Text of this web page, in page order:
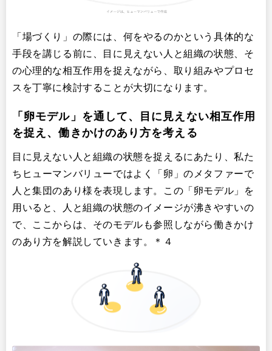
「場づくり」の際には、何をやるのかという具体的な
手段を講じる前に、目に見えない人と組織の状態、そ
の心理的な相互作用を捉えながら、取り組みやプロセ
スを丁寧に検討することが大切になります。
「卵モデル」を通して、目に見えない相互作用
を捉え、働きかけのあり方を考える
目に見えない人と組織の状態を捉えるにあたり、私た
ちヒューマンバリューではよく「卵」のメタファーで
人と集団のあり様を表現します。この「卵モデル」を
用いると、人と組織の状態のイメージが沸きやすいの
で、ここからは、そのモデルも参照しながら働きかけ
のあり方を解説していきます。＊４